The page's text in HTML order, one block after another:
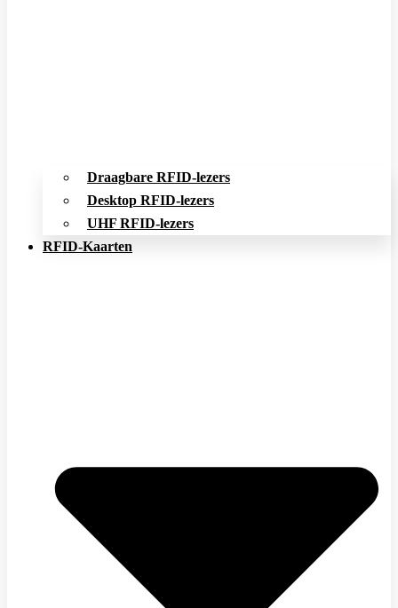
Draagbare RFID-lezers
Desktop RFID-lezers
UHF RFID-lezers
RFID-Kaarten